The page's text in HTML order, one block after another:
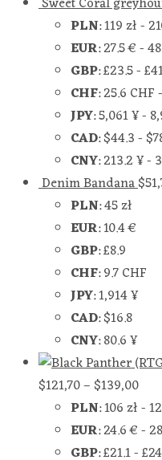
PLN:119 zł-
EUR:27.5 €-
GBP:£23.5-
CHF:25.6 CHF-
JPY:5,061 ¥-
CAD:$44.3-
CNY:213.2 ¥-
Denim Bandana$
PLN:45 zł
EUR:10.4 €
GBP:£8.9
CHF:9.7 CHF
JPY:1,914 ¥
CAD:$16.8
CNY:80.6 ¥
$121,70– $139,00
PLN:106 zł-
EUR:24.6 €-
GBP:£21.1-